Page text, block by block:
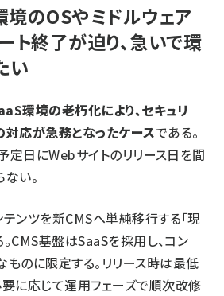
境のOSやミドルウェア
ト終了が迫り、急いで環
い
環境の老朽化により、セキュリ
対応が急務となったケースである。
定日にWebサイトのリリース日を間
い。
ンツを新CMSへ単純移行する「現
CMS基盤はSaaSを採用し、コン
のに限定する。リリース時は最低
要に応じて運用フェーズで順次改修